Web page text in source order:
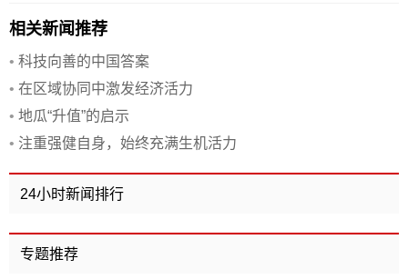
相关新闻推荐
• 科技向善的中国答案
• 在区域协同中激发经济活力
• 地瓜“升值”的启示
• 注重强健自身，始终充满生机活力
24小时新闻排行
专题推荐